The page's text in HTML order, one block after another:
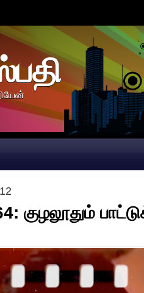
குழலூதும்